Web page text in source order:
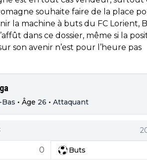
souhaite faire de la place
la machine à buts du FC Lorient,
dans ce dossier, même si la
son avenir n’est pour l’heure pas
Bas • Âge 26 • Attaquant
0 Buts